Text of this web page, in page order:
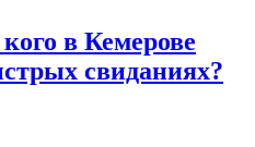
в Кемерове
свиданиях?